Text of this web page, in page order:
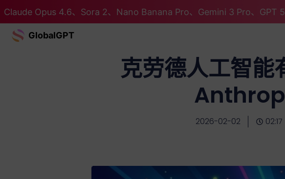
Claude Opus 4.6、Sora 2、Nano Banana Pro、Gemini 3 Pro、GPT
GlobalGPT
克劳德人工智
2026-02-02 02:17